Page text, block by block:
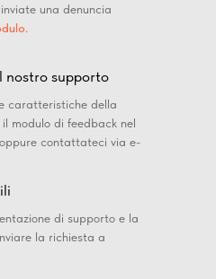
una denuncia
nostro supporto
caratteristiche della
modulo di feedback nel
contattateci via e-
di supporto e la
la richiesta a